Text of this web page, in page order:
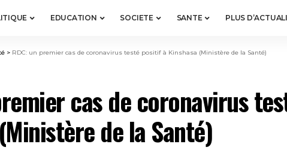
EDUCATION SOCIETE SANTE PLUS
> RDC: un premier cas de coronavirus testé positif à Kinshasa (Ministère de la Santé)
cas de coronavirus
de la Santé)